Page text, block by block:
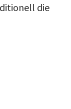
die